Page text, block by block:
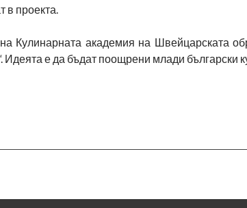
в проекта.
академия на Швейцарската
е да бъдат поощрени млади български